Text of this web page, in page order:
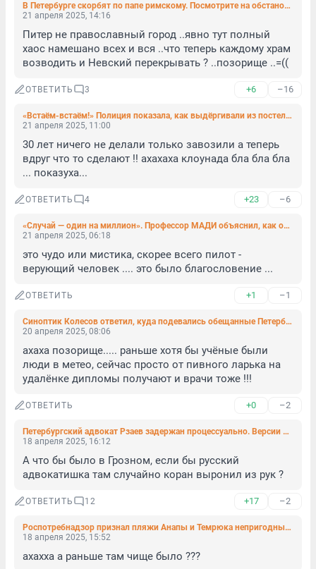
В Петербурге скорбят по папе римскому. Посмотрите на обстановку в католической церкви
21 апреля 2025, 14:16
Питер не православный город ..явно тут полный
хаос намешано всех и вся ..что теперь каждому храм
возводить и Невский перекрывать ? ..позорище ..=((
ОТВЕТИТЬ 3 +6 –16
«Встаём-встаём!» Полиция показала, как выдёргивали из постелей иностранцев в хостелах Петербурга
21 апреля 2025, 11:00
30 лет ничего не делали только завозили а теперь
вдруг что то сделают !! ахахаха клоунада бла бла бла
... показуха...
ОТВЕТИТЬ 4 +23 –6
«Случай — один на миллион». Профессор МАДИ объяснил, как отлетевшая покрышка гоночной машины намоталась обратно
21 апреля 2025, 06:18
это чудо или мистика, скорее всего пилот -
верующий человек .... это было благословение ...
ОТВЕТИТЬ +1 –1
Синоптик Колесов ответил, куда подевались обещанные Петербургу грозы
20 апреля 2025, 08:06
ахаха позорище..... раньше хотя бы учёные были
люди в метео, сейчас просто от пивного ларька на
удалёнке дипломы получают и врачи тоже !!!
ОТВЕТИТЬ +0 –2
Петербургский адвокат Рзаев задержан процессуально. Версии о том, что стало с иконой, разнятся
18 апреля 2025, 16:12
А что бы было в Грозном, если бы русский
адвокатишка там случайно коран выронил из рук ?
ОТВЕТИТЬ 12 +17 –2
Роспотребнадзор признал пляжи Анапы и Темрюка непригодными для летнего отдыха
18 апреля 2025, 15:52
ахахха а раньше там чище было ???